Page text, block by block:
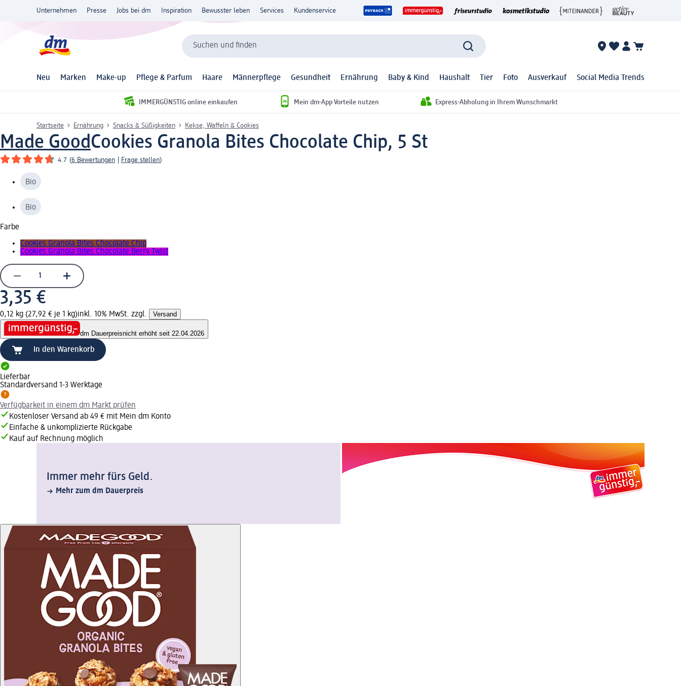
Unternehmen Presse Jobs bei dm Inspiration Bewusster leben Services Kundenservice
Suchen und finden
Neu Marken Make-up Pflege & Parfum Haare Männerpflege Gesundheit Ernährung Baby & Kind Haushalt Tier Foto Ausverkauf Social Media Trends
IMMERGÜNSTIG online einkaufen Mein dm-App Vorteile nutzen Express-Abholung in Ihrem Wunschmarkt
Startseite Ernährung Snacks & Süßigkeiten Kekse, Waffeln & Cookies
Made GoodCookies Granola Bites Chocolate Chip, 5 St
4.7 (6 Bewertungen Frage stellen)
Bio
Bio
Farbe
Cookies Granola Bites Chocolate Chip
Cookies Granola Bites Chocolate Berry Twist
3,35 €
0,12 kg (27,92 € je 1 kg)inkl. 10% MwSt. zzgl. Versand
dm Dauerpreisnicht erhöht seit 22.04.2026
In den Warenkorb
Lieferbar
Standardversand 1-3 Werktage
Verfügbarkeit in einem dm Markt prüfen
Kostenloser Versand ab 49 € mit Mein dm Konto
Einfache & unkomplizierte Rückgabe
Kauf auf Rechnung möglich
Immer mehr fürs Geld.
Mehr zum dm Dauerpreis